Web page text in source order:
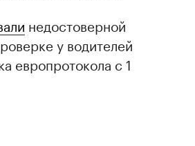
недостоверной
у водителей
европротокола с 1